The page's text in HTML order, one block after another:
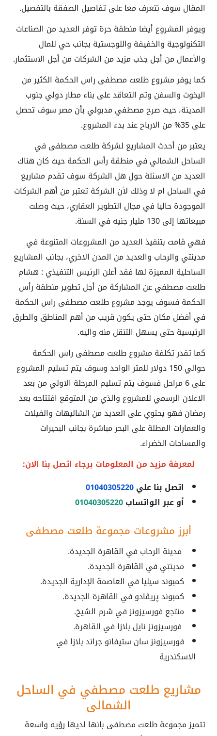
المقال سوف نتعرف معا على تفاصيل الصفقة بالتفصيل.
ويوفر المشروع أيضا منطقة حرة توفر العديد من الصناعات
التكنولوجية والخفيفة واللوجستية بجانب حي للمال
والأعمال من أجل جذب مزيد من الشركات من أجل الاستثمار.
كما يوفر مشروع طلعت مصطفى راس الحكمة الكثير من
اليخوت والسفن وتم التعاقد على بناء مطار دولي جنوب
المدينة، حيث صرح مصطفي مدبولي بأن مصر سوف تحصل
على 35% من الارباح عند بدء المشروع.
يعتبر من أحدث المشاريع لشركة طلعت مصطفى في
الساحل الشمالي في منطقة رأس الحكمة حيث كان هناك
العديد من الاسئلة حول هل الشركة سوف تقدم مشاريع
في الساحل ام لا وذلك لأن الشركة تعتبر من أهم الشركات
الموجودة حاليا في مجال التطوير العقاري، حيث وصلت
مبيعاتها إلى 130 مليار جنيه في السنة.
فهي قامت بتنفيذ العديد من المشروعات المتنوعة في
مدينتي والرحاب والعديد من المدن الاخري، بجانب المشاريع
الساحلية المميزة لها فقد أعلن الرئيس التنفيذي : هشام
طلعت مصطفي عن المشاركة من أجل تطوير منطقة رأس
الحكمة فسوف يوجد مشروع طلعت مصطفى راس الحكمة
في أفضل مكان حتى يكون قريب من أهم المناطق والطرق
الرئيسية حتى يسهل التنقل منه واليه.
كما تقدر تكلفة مشروع طلعت مصطفى راس الحكمة
حوالي 150 دولار للمتر الواحد وسوف يتم تسليم المشروع
على 6 مراحل فسوف يتم تسليم المرحلة الاولي من بعد
الاعلان الرسمي للمشروع والذي من المتوقع افتتاحه بعد
رمضان فهو يحتوي على العديد من الشاليهات والفيلات
والعمارات المطلة على البحر مباشرة بجانب البحيرات
والمساحات الخضراء.
لمعرفة مزيد من المعلومات برجاء اتصل بنا الان:
اتصل بنا علي01040305220
أو عبر الواتساب01040305220
أبرز مشروعات مجموعة طلعت مصطفي
مدينة الرحاب في القاهرة الجديدة.
مدينتي في القاهرة الجديدة.
كمبوند سيليا في العاصمة الإدارية الجديدة.
كمبوند پريڤادو في القاهرة الجديدة.
منتجع فورسيزونز في شرم الشيخ.
فورسيزونز نايل بلازا في القاهرة.
فورسيزونز سان ستيفانو جراند بلازا في
الاسكندرية
مشاريع طلعت مصطفي في الساحل
الشمالي
تتميز مجموعة طلعت مصطفى بانها لديها رؤيه واسعة